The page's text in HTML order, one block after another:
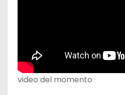
video del momento